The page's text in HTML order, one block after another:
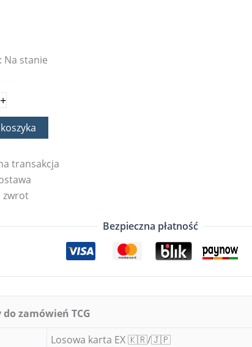
Na stanie
+
transakcja
zwrot
Bezpieczna płatność
do zamówień TCG
Losowa karta EX 🇰🇷/🇯🇵